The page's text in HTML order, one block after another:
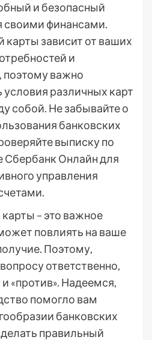
и безопасный
своими финансами.
зависит от ваших
и
поэтому важно
различных карт
собой. Не забывайте о
банковских
выписку по
Сбербанк Онлайн для
управления
– это важное
повлиять на ваше
Поэтому,
ответственно,
«против». Надеемся,
помогло вам
банковских
правильный